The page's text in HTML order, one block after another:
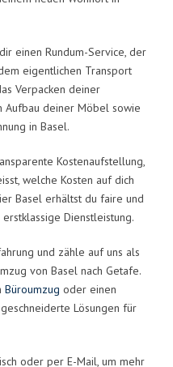
einen Rundum-Service, der
eigentlichen Transport
Verpacken deiner
Aufbau deiner Möbel sowie
in Basel.
Kostenaufstellung,
welche Kosten auf dich
Basel erhältst du faire und
Dienstleistung.
und zähle auf uns als
von Basel nach Getafe.
Büroumzug oder einen
Lösungen für
oder per E-Mail, um mehr